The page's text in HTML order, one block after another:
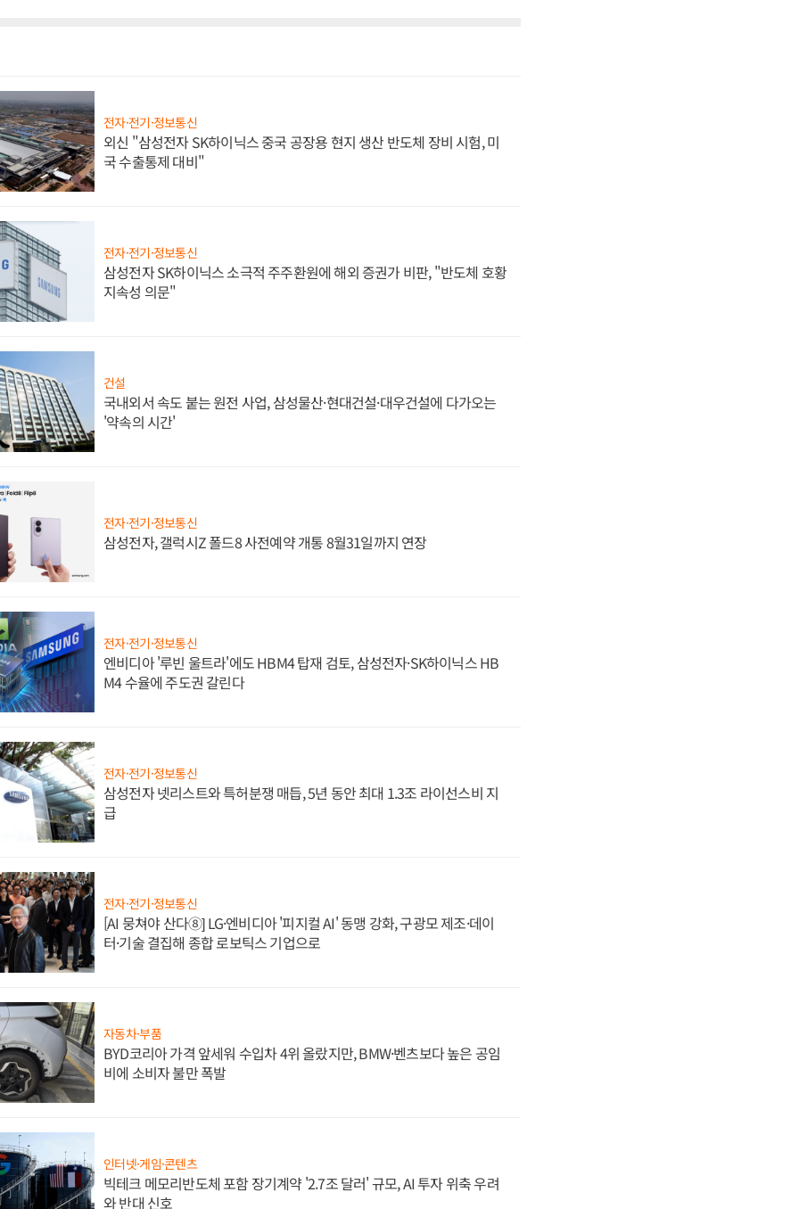
전자·전기·정보통신
외신 "삼성전자 SK하이닉스 중국 공장용 현지 생산 반도체 장비 시험, 미
국 수출통제 대비"
전자·전기·정보통신
삼성전자 SK하이닉스 소극적 주주환원에 해외 증권가 비판, "반도체 호황
지속성 의문"
건설
국내외서 속도 붙는 원전 사업, 삼성물산·현대건설·대우건설에 다가오는
'약속의 시간'
전자·전기·정보통신
삼성전자, 갤럭시Z 폴드8 사전예약 개통 8월31일까지 연장
전자·전기·정보통신
엔비디아 '루빈 울트라'에도 HBM4 탑재 검토, 삼성전자·SK하이닉스 HB
M4 수율에 주도권 갈린다
전자·전기·정보통신
삼성전자 넷리스트와 특허분쟁 매듭, 5년 동안 최대 1.3조 라이선스비 지
급
전자·전기·정보통신
[AI 뭉쳐야 산다⑧] LG·엔비디아 '피지컬 AI' 동맹 강화, 구광모 제조·데이
터·기술 결집해 종합 로보틱스 기업으로
자동차·부품
BYD코리아 가격 앞세워 수입차 4위 올랐지만, BMW·벤츠보다 높은 공임
비에 소비자 불만 폭발
인터넷·게임·콘텐츠
빅테크 메모리반도체 포함 장기계약 '2.7조 달러' 규모, AI 투자 위축 우려
와 반대 신호